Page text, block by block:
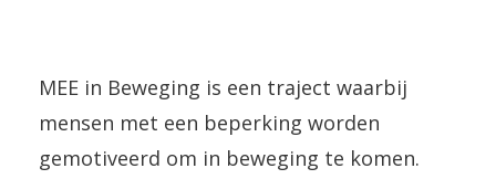
MEE in Beweging is een traject waarbij
mensen met een beperking worden
gemotiveerd om in beweging te komen.